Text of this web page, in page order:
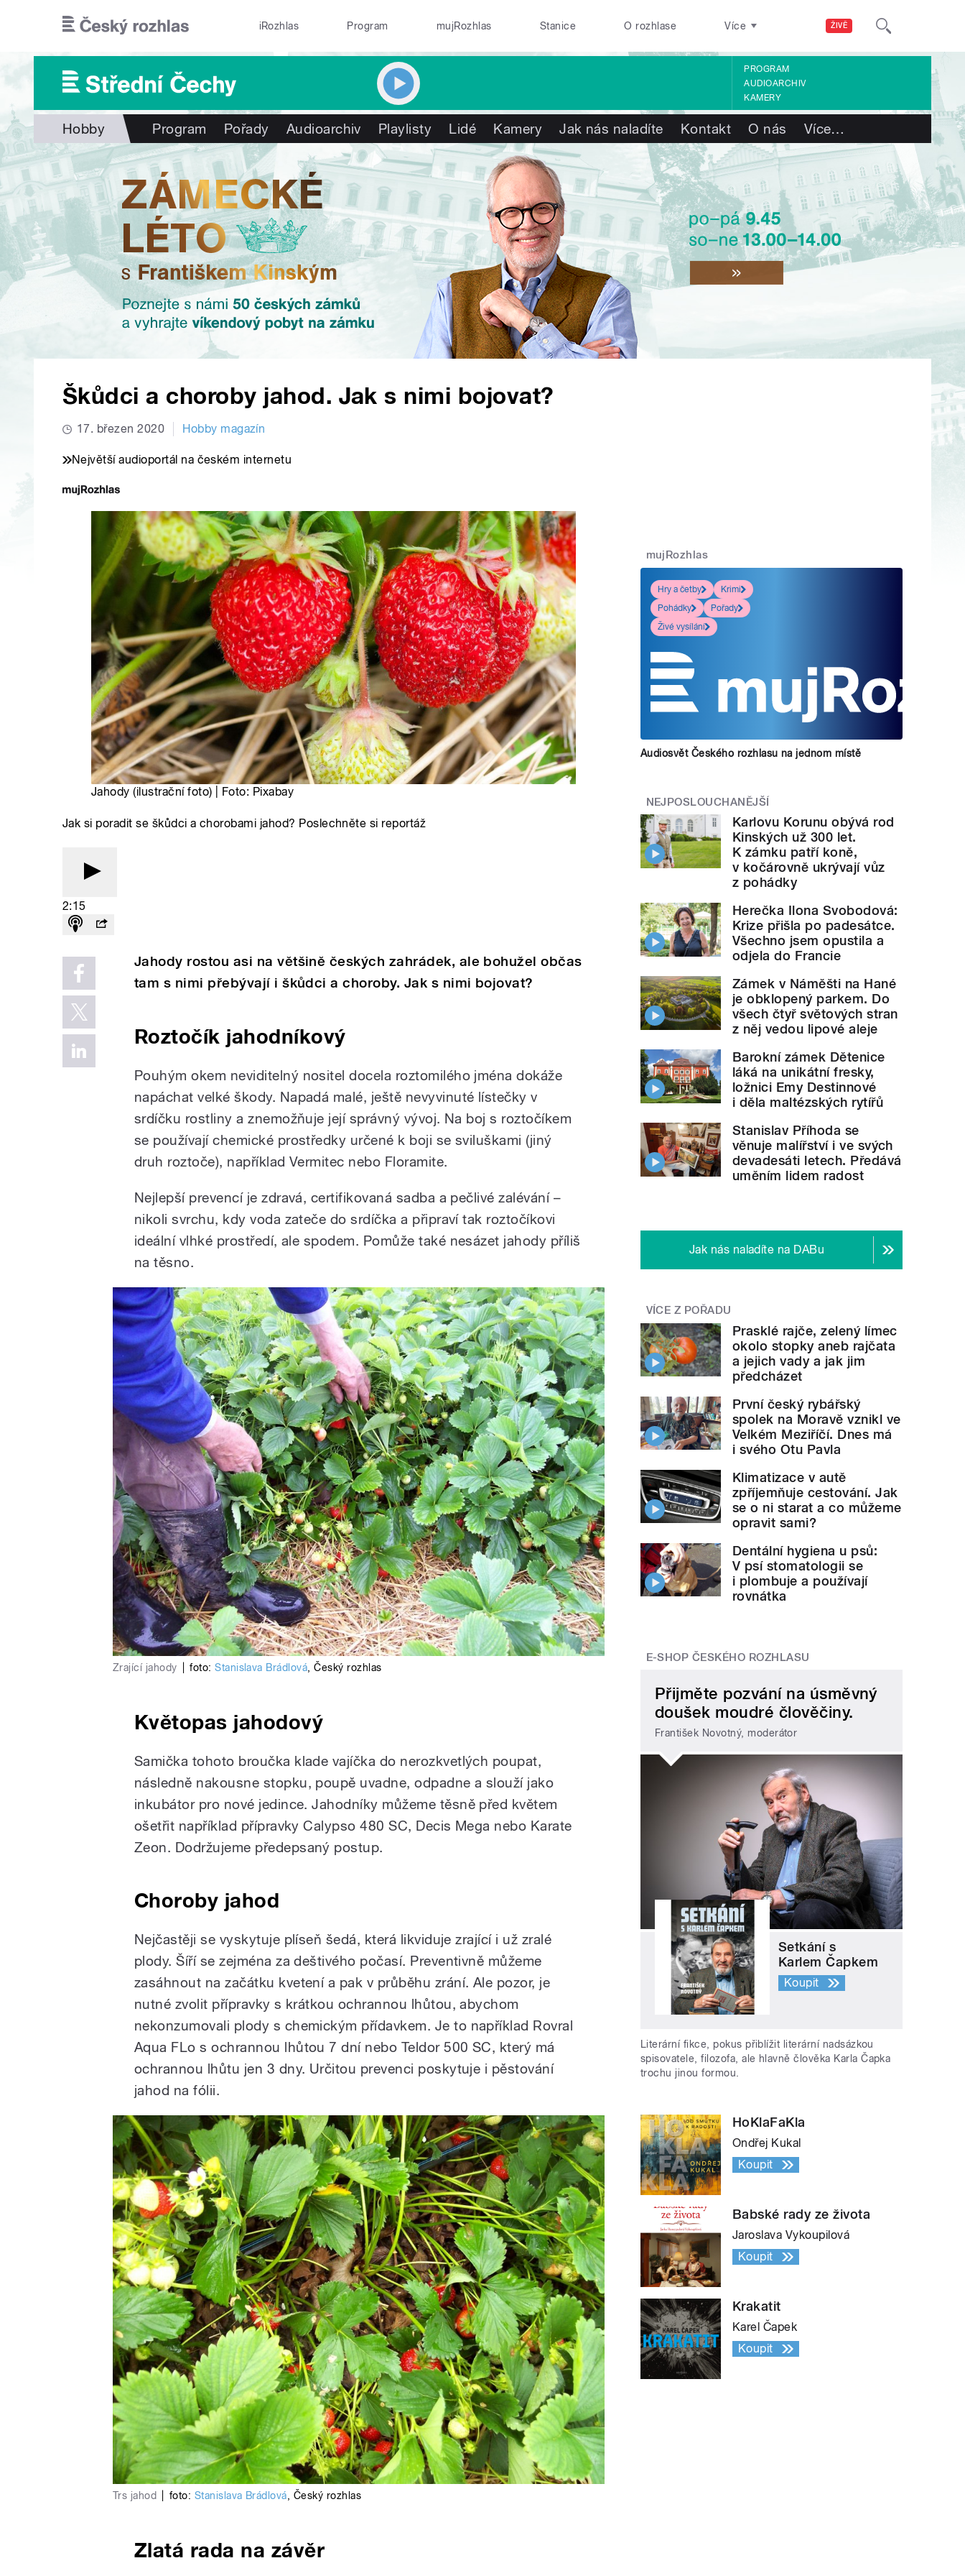
ŽIVĚ
iRozhlas Program mujRozhlas Stanice O rozhlase Více
PROGRAM
AUDIOARCHIV
KAMERY
Hobby Program Pořady Audioarchiv Playlisty Lidé Kamery Jak nás naladíte Kontakt O nás Více…
Škůdci a choroby jahod. Jak s nimi bojovat?
17. březen 2020 Hobby magazín
Největší audioportál na českém internetu
Jahody (ilustrační foto) | Foto: Pixabay
Jak si poradit se škůdci a chorobami jahod? Poslechněte si reportáž
2:15
Jahody rostou asi na většině českých zahrádek, ale bohužel občas
tam s nimi přebývají i škůdci a choroby. Jak s nimi bojovat?
Roztočík jahodníkový
Pouhým okem neviditelný nositel docela roztomilého jména dokáže
napáchat velké škody. Napadá malé, ještě nevyvinuté lístečky v
srdíčku rostliny a znemožňuje její správný vývoj. Na boj s roztočíkem
se používají chemické prostředky určené k boji se sviluškami (jiný
druh roztoče), například Vermitec nebo Floramite.
Nejlepší prevencí je zdravá, certifikovaná sadba a pečlivé zalévání –
nikoli svrchu, kdy voda zateče do srdíčka a připraví tak roztočíkovi
ideální vlhké prostředí, ale spodem. Pomůže také nesázet jahody příliš
na těsno.
Zrající jahody foto:Stanislava Brádlová,Český rozhlas
Květopas jahodový
Samička tohoto broučka klade vajíčka do nerozkvetlých poupat,
následně nakousne stopku, poupě uvadne, odpadne a slouží jako
inkubátor pro nové jedince. Jahodníky můžeme těsně před květem
ošetřit například přípravky Calypso 480 SC, Decis Mega nebo Karate
Zeon. Dodržujeme předepsaný postup.
Choroby jahod
Nejčastěji se vyskytuje plíseň šedá, která likviduje zrající i už zralé
plody. Šíří se zejména za deštivého počasí. Preventivně můžeme
zasáhnout na začátku kvetení a pak v průběhu zrání. Ale pozor, je
nutné zvolit přípravky s krátkou ochrannou lhůtou, abychom
nekonzumovali plody s chemickým přídavkem. Je to například Rovral
Aqua FLo s ochrannou lhůtou 7 dní nebo Teldor 500 SC, který má
ochrannou lhůtu jen 3 dny. Určitou prevenci poskytuje i pěstování
jahod na fólii.
Trs jahod foto: Stanislava Brádlová, Český rozhlas
Zlatá rada na závěr
mujRozhlas
Hry a četby
Krimi
Pohádky
Pořady
Živé vysílání
Audiosvět Českého rozhlasu na jednom místě
NEJPOSLOUCHANĚJŠÍ
Karlovu Korunu obývá rod
Kinských už 300 let.
K zámku patří koně,
v kočárovně ukrývají vůz
z pohádky
Herečka Ilona Svobodová:
Krize přišla po padesátce.
Všechno jsem opustila a
odjela do Francie
Zámek v Náměšti na Hané
je obklopený parkem. Do
všech čtyř světových stran
z něj vedou lipové aleje
Barokní zámek Dětenice
láká na unikátní fresky,
ložnici Emy Destinnové
i děla maltézských rytířů
Stanislav Příhoda se
věnuje malířství i ve svých
devadesáti letech. Předává
uměním lidem radost
Jak nás naladíte na DABu
VÍCE Z POŘADU
Prasklé rajče, zelený límec
okolo stopky aneb rajčata
a jejich vady a jak jim
předcházet
První český rybářský
spolek na Moravě vznikl ve
Velkém Meziříčí. Dnes má
i svého Otu Pavla
Klimatizace v autě
zpříjemňuje cestování. Jak
se o ni starat a co můžeme
opravit sami?
Dentální hygiena u psů:
V psí stomatologii se
i plombuje a používají
rovnátka
E-SHOP ČESKÉHO ROZHLASU
Přijměte pozvání na úsměvný
doušek moudré člověčiny.
František Novotný, moderátor
Setkání s
Karlem Čapkem
Koupit
Literární fikce, pokus přiblížit literární nadsázkou
spisovatele, filozofa, ale hlavně člověka Karla Čapka
trochu jinou formou.
HoKlaFaKla
Ondřej Kukal
Koupit
Babské rady ze života
Jaroslava Vykoupilová
Koupit
Krakatit
Karel Čapek
Koupit